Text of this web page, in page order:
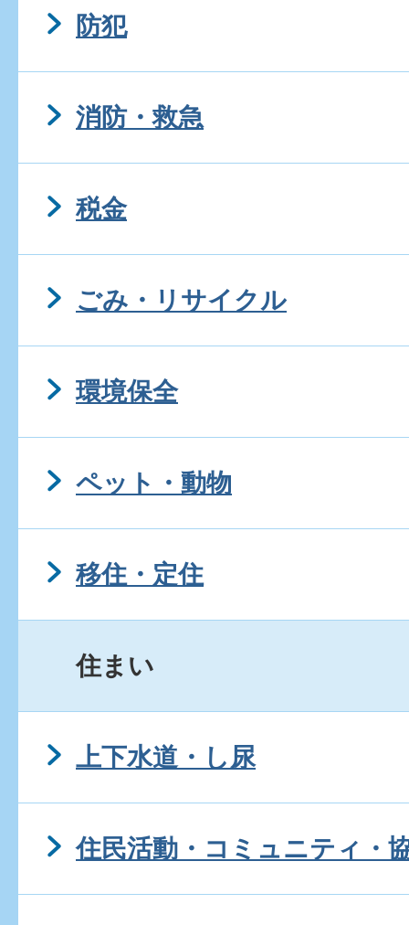
書類を教えてください
マイホーム借上げ制度とは
住宅を新築する際、省エネ
コンクリートブロック塀が
たいのですが。
木更津市街なか居住マンシ
補助金を申請したい。
補助金は課税対象になりま
防犯
消防・救急
税金
ごみ・リサイクル
環境保全
ペット・動物
移住・定住
住まい
上下水道・し尿
住民活動・コミュニティ・